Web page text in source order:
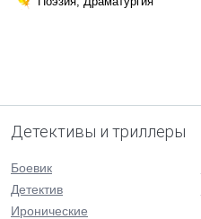
Детективы и триллеры
Боевик
Детектив
Иронические